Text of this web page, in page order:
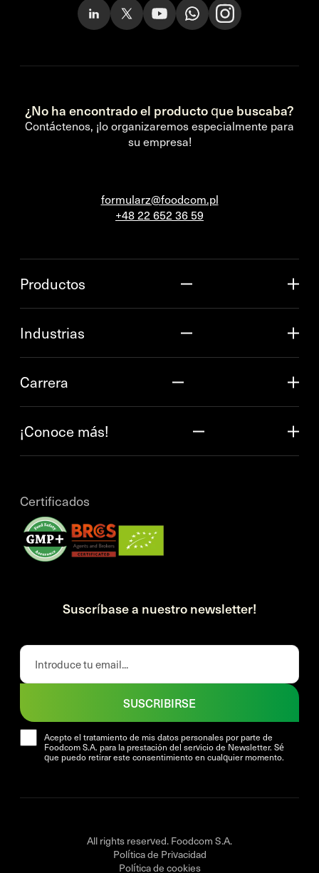
¿No ha encontrado el producto que buscaba?
Contáctenos, ¡lo organizaremos especialmente para
su empresa!
formularz@foodcom.pl
+48 22 652 36 59
Productos
Industrias
Carrera
¡Conoce más!
Certificados
Suscríbase a nuestro newsletter!
Acepto el tratamiento de mis datos personales por parte de
Foodcom S.A. para la prestación del servicio de Newsletter. Sé
que puedo retirar este consentimiento en cualquier momento.
SUSCRIBIRSE
All rights reserved. Foodcom S.A.
Política de Privacidad
Política de cookies